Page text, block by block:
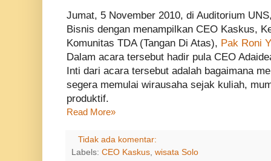
Jumat, 5 November 2010, di Auditorium
Bisnis dengan menampilkan CEO Kaskus,
Komunitas TDA (Tangan Di Atas), Pak Roni
Dalam acara tersebut hadir pula CEO
Inti dari acara tersebut adalah bagaimana
segera memulai wirausaha sejak kuliah,
produktif.
Read More»
Tidak ada komentar:
Labels: CEO Kaskus wisata Solo